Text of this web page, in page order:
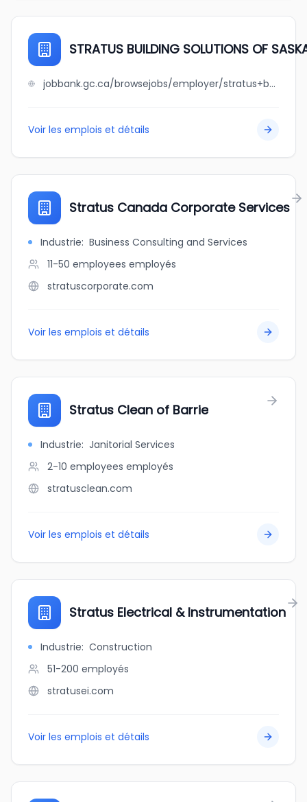
STRATUS BUILDING SOLUTIONS OF
jobbank.gc.ca/browsejobs/employer/stratus+building+solutions+of+saskatoon/ca
Voir les emplois et détails
Stratus Canada Corporate Services
Industrie: Business Consulting and Services
11-50 employees employés
stratuscorporate.com
Voir les emplois et détails
Stratus Clean of Barrie
Industrie: Janitorial Services
2-10 employees employés
stratusclean.com
Voir les emplois et détails
Stratus Electrical & Instrumentation
Industrie: Construction
51-200 employés
stratusei.com
Voir les emplois et détails